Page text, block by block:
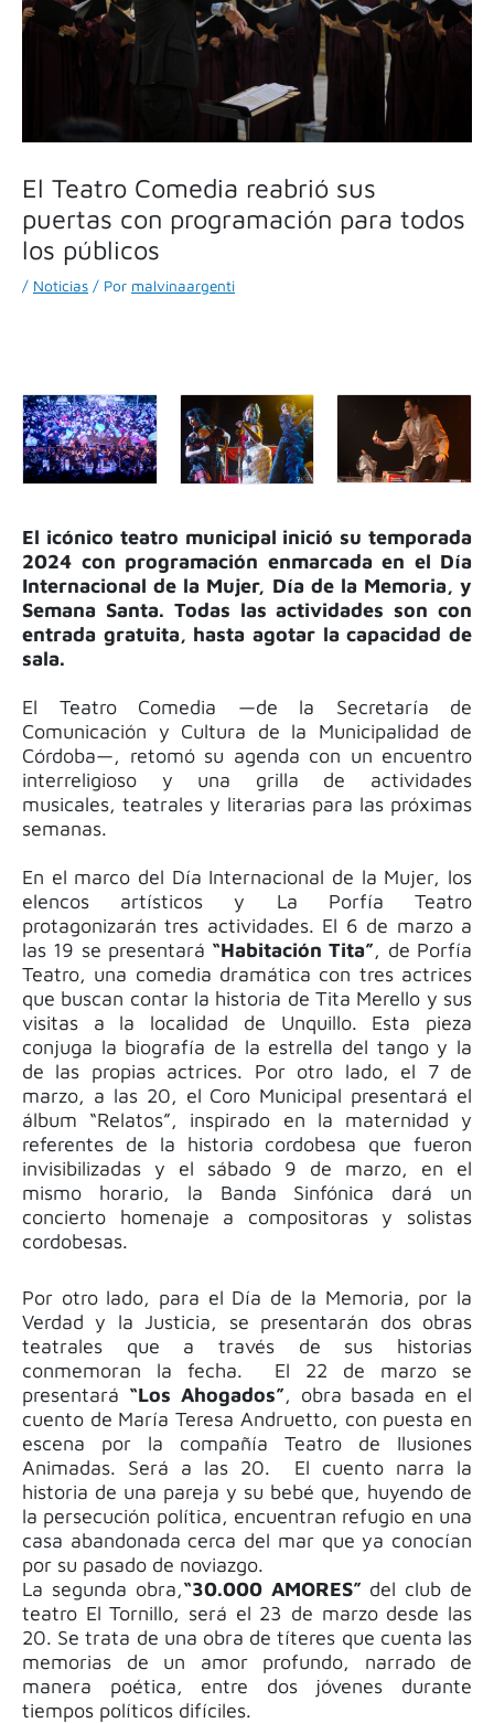
El Teatro Comedia reabrió sus
puertas con programación para todos
los públicos
/ Noticias / Por malvinaargenti
El icónico teatro municipal inició su temporada
2024 con programación enmarcada en el Día
Internacional de la Mujer, Día de la Memoria, y
Semana Santa. Todas las actividades son con
entrada gratuita, hasta agotar la capacidad de
sala.
El Teatro Comedia —de la Secretaría de
Comunicación y Cultura de la Municipalidad de
Córdoba—, retomó su agenda con un encuentro
interreligioso y una grilla de actividades
musicales, teatrales y literarias para las próximas
semanas.
En el marco del Día Internacional de la Mujer, los
elencos artísticos y La Porfía Teatro
protagonizarán tres actividades. El 6 de marzo a
las 19 se presentará “Habitación Tita”, de Porfía
Teatro, una comedia dramática con tres actrices
que buscan contar la historia de Tita Merello y sus
visitas a la localidad de Unquillo. Esta pieza
conjuga la biografía de la estrella del tango y la
de las propias actrices. Por otro lado, el 7 de
marzo, a las 20, el Coro Municipal presentará el
álbum “Relatos”, inspirado en la maternidad y
referentes de la historia cordobesa que fueron
invisibilizadas y el sábado 9 de marzo, en el
mismo horario, la Banda Sinfónica dará un
concierto homenaje a compositoras y solistas
cordobesas.
Por otro lado, para el Día de la Memoria, por la
Verdad y la Justicia, se presentarán dos obras
teatrales que a través de sus historias
conmemoran la fecha. El 22 de marzo se
presentará “Los Ahogados”, obra basada en el
cuento de María Teresa Andruetto, con puesta en
escena por la compañía Teatro de Ilusiones
Animadas. Será a las 20. El cuento narra la
historia de una pareja y su bebé que, huyendo de
la persecución política, encuentran refugio en una
casa abandonada cerca del mar que ya conocían
por su pasado de noviazgo.
La segunda obra,“30.000 AMORES” del club de
teatro El Tornillo, será el 23 de marzo desde las
20. Se trata de una obra de títeres que cuenta las
memorias de un amor profundo, narrado de
manera poética, entre dos jóvenes durante
tiempos políticos difíciles.